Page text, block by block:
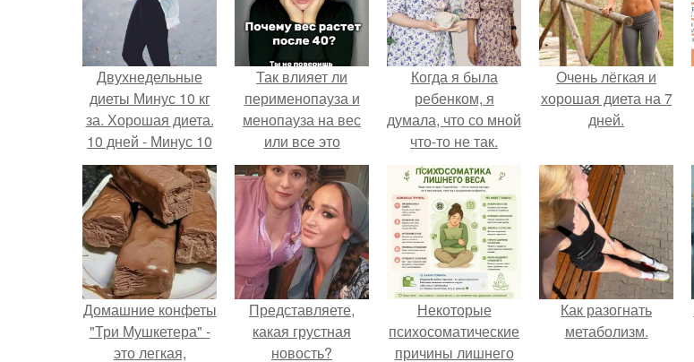
Двухнедельные
диеты Минус 10 кг
за. Хорошая диета.
10 дней - Минус 10
кг.
Так влияет ли
перименопауза и
менопауза на вес
или все это
ерунда?
Когда я была
ребенком, я
думала, что со мной
что-то не так.
Очень лёгкая и
хорошая диета на 7
дней.
Домашние конфеты
"Три Мушкетера" -
это легкая,
Представляете,
какая грустная
новость?
Некоторые
психосоматические
причины лишнего
Как разогнать
метаболизм.